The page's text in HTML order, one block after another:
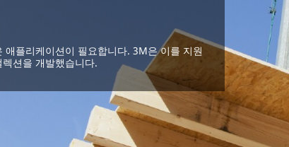
애플리케이션이 필요합니다. 3M은 이를 지원
션을 개발했습니다.